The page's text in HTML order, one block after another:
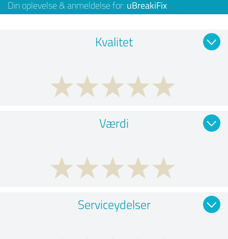
Din oplevelse & anmeldelse for: uBreakiFix
Kvalitet
Værdi
Serviceydelser